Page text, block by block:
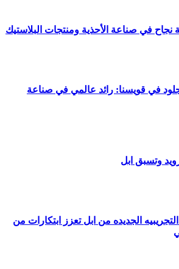
في صناعة الأحذية ومنتجات البلاستيك
في قويسنا: رائد عالمي في صناعة
وتسبق ابل
الجديده من ابل تعزز ابتكارات من